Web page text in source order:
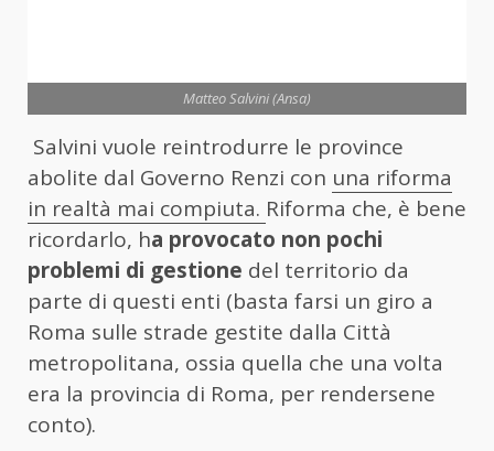
Matteo Salvini (Ansa)
Salvini vuole reintrodurre le province
abolite dal Governo Renzi con una riforma
in realtà mai compiuta. Riforma che, è bene
ricordarlo, ha provocato non pochi
problemi di gestione del territorio da
parte di questi enti (basta farsi un giro a
Roma sulle strade gestite dalla Città
metropolitana, ossia quella che una volta
era la provincia di Roma, per rendersene
conto).